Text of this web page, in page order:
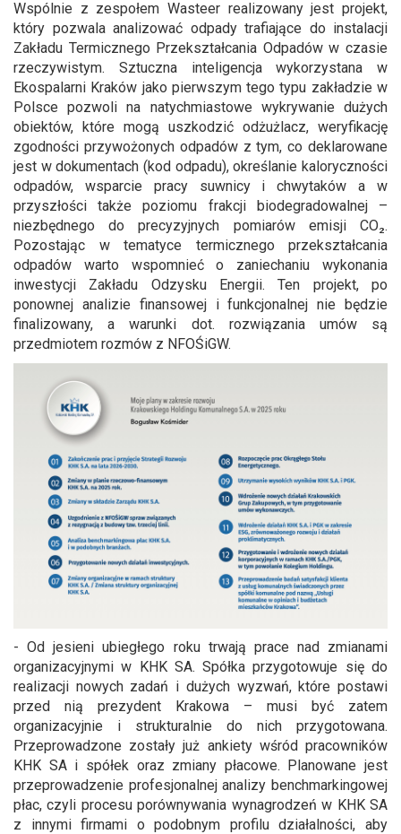
Wspólnie z zespołem Wasteer realizowany jest projekt,
który pozwala analizować odpady trafiające do instalacji
Zakładu Termicznego Przekształcania Odpadów w czasie
rzeczywistym. Sztuczna inteligencja wykorzystana w
Ekospalarni Kraków jako pierwszym tego typu zakładzie w
Polsce pozwoli na natychmiastowe wykrywanie dużych
obiektów, które mogą uszkodzić odżużlacz, weryfikację
zgodności przywożonych odpadów z tym, co deklarowane
jest w dokumentach (kod odpadu), określanie kaloryczności
odpadów, wsparcie pracy suwnicy i chwytaków a w
przyszłości także poziomu frakcji biodegradowalnej –
niezbędnego do precyzyjnych pomiarów emisji CO₂.
Pozostając w tematyce termicznego przekształcania
odpadów warto wspomnieć o zaniechaniu wykonania
inwestycji Zakładu Odzysku Energii. Ten projekt, po
ponownej analizie finansowej i funkcjonalnej nie będzie
finalizowany, a warunki dot. rozwiązania umów są
przedmiotem rozmów z NFOŚiGW.
- Od jesieni ubiegłego roku trwają prace nad zmianami
organizacyjnymi w KHK SA. Spółka przygotowuje się do
realizacji nowych zadań i dużych wyzwań, które postawi
przed nią prezydent Krakowa – musi być zatem
organizacyjnie i strukturalnie do nich przygotowana.
Przeprowadzone zostały już ankiety wśród pracowników
KHK SA i spółek oraz zmiany płacowe. Planowane jest
przeprowadzenie profesjonalnej analizy benchmarkingowej
płac, czyli procesu porównywania wynagrodzeń w KHK SA
z innymi firmami o podobnym profilu działalności, aby